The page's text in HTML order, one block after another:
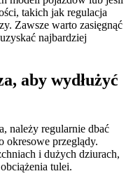
takich jak regulacja
Zawsze warto zasięgnąć
najbardziej
aby wydłużyć
należy regularnie dbać
okresowe przeglądy.
i dużych dziurach,
tulei.